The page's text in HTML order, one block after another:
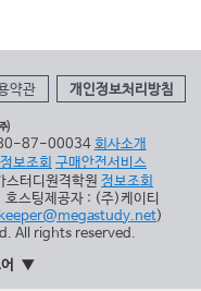
약관 개인정보처리방침
87-00034회사소개
정보조회 구매안전서비스
스터디원격학원 정보조회
스팅제공자 : (주)케이티
keeper@megastudy.net)
All rights reserved.